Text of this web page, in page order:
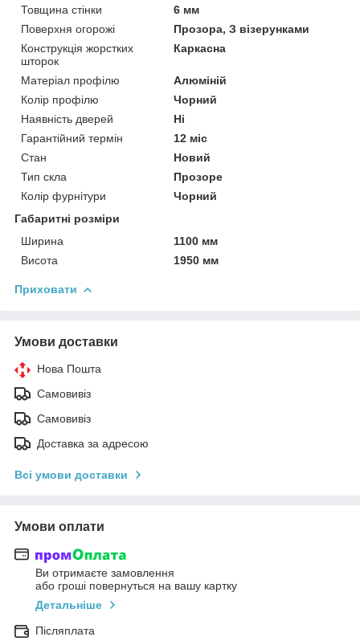
Товщина стінки
6 мм
Поверхня огорожі
Прозора, З візерунками
Конструкція жорстких
шторок
Каркасна
Матеріал профілю
Алюміній
Колір профілю
Чорний
Наявність дверей
Ні
Гарантійний термін
12 міс
Стан
Новий
Тип скла
Прозоре
Колір фурнітури
Чорний
Габаритні розміри
Ширина
1100 мм
Висота
1950 мм
Приховати
Умови доставки
Нова Пошта
Самовивіз
Самовивіз
Доставка за адресою
Всі умови доставки
Умови оплати
Ви отримаєте замовлення
або гроші повернуться на вашу картку
Детальніше
Післяплата